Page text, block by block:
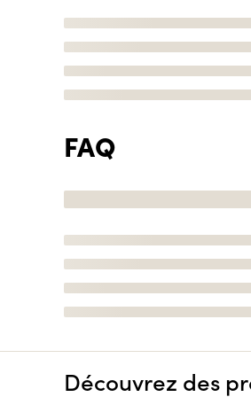
FAQ
Découvrez des